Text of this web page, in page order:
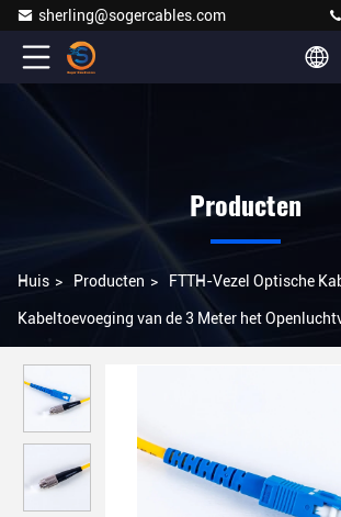
sherling@sogercables.com
Producten
Huis > Producten > FTTH-Vezel Optische
Kabeltoevoeging van de 3 Meter het